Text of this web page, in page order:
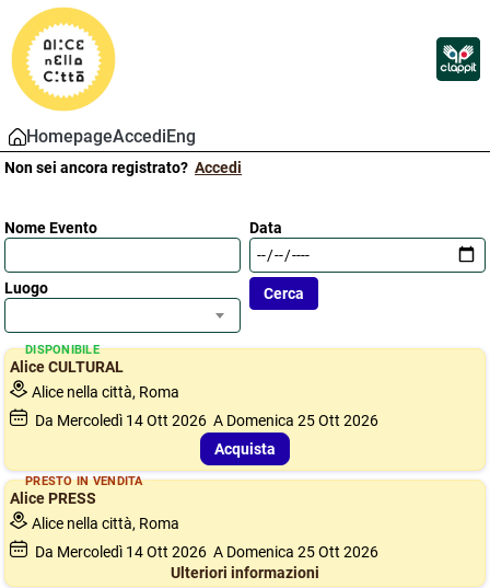
HomepageAccediEng
Non sei ancora registrato? Accedi
Nome Evento Data
Luogo
Alice CULTURAL
Alice nella città, Roma
Da Mercoledì 14Ott 2026 A Domenica 25Ott 2026
DISPONIBILE
Acquista
Alice PRESS
Alice nella città, Roma
Da Mercoledì 14Ott 2026 A Domenica 25Ott 2026
PRESTO IN VENDITA
Ulteriori informazioni